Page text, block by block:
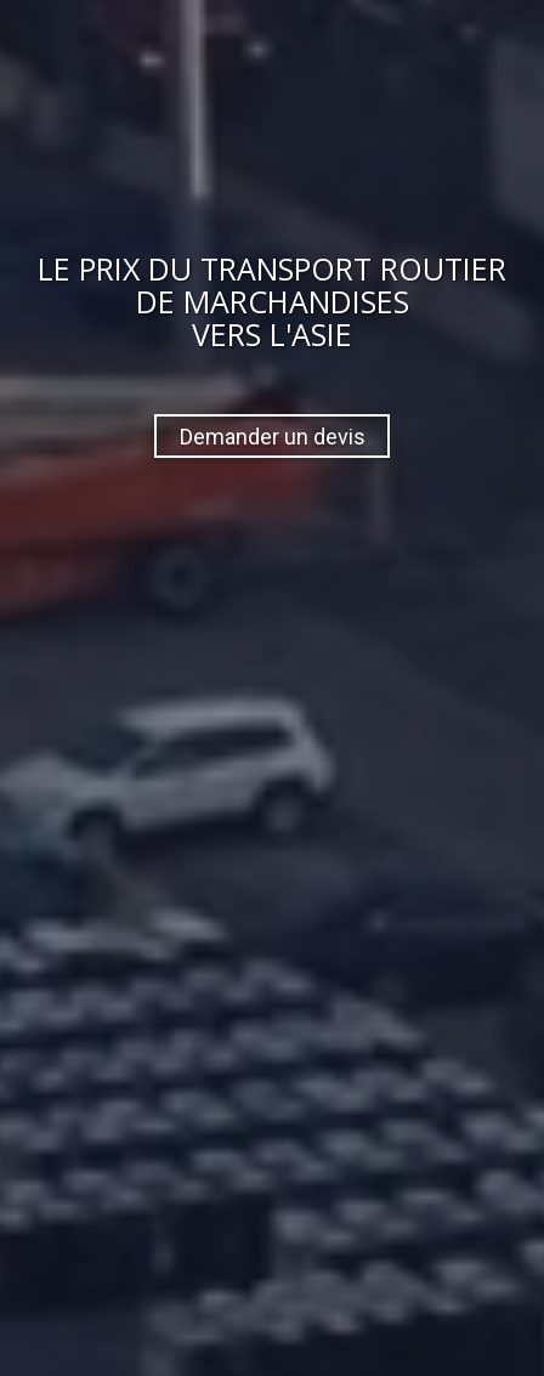
LE PRIX DU TRANSPORT ROUTIER
DE MARCHANDISES
VERS L'ASIE
Demander un devis